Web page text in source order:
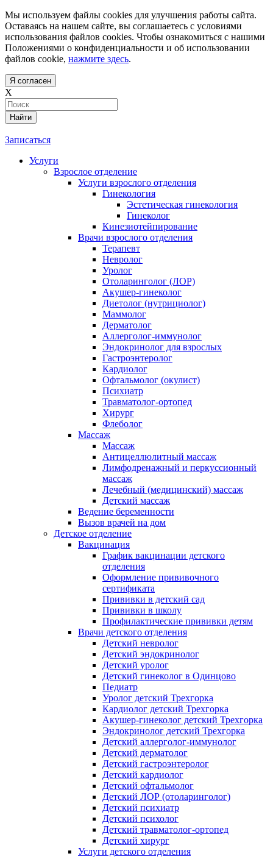
Мы используем файлы cookies для улучшения работы сайта.
Оставаясь на нашем сайте, вы соглашаетесь с условиями
использования файлов cookies. Чтобы ознакомиться с нашими
Положениями о конфиденциальности и об использовании
файлов cookie, нажмите здесь.
Я согласен
X
Найти
Записаться
Услуги
Взрослое отделение
Услуги взрослого отделения
Гинекология
Эстетическая гинекология
Гинеколог
Кинезиотейпирование
Врачи взрослого отделения
Терапевт
Невролог
Уролог
Отоларинголог (ЛОР)
Акушер-гинеколог
Диетолог (нутрициолог)
Маммолог
Дерматолог
Аллерголог-иммунолог
Эндокринолог для взрослых
Гастроэнтеролог
Кардиолог
Офтальмолог (окулист)
Психиатр
Травматолог-ортопед
Хирург
Флеболог
Массаж
Массаж
Антицеллюлитный массаж
Лимфодренажный и перкуссионный
массаж
Лечебный (медицинский) массаж
Детский массаж
Ведение беременности
Вызов врачей на дом
Детское отделение
Вакцинация
График вакцинации детского
отделения
Оформление прививочного
сертификата
Прививки в детский сад
Прививки в школу
Профилактические прививки детям
Врачи детского отделения
Детский невролог
Детский эндокринолог
Детский уролог
Детский гинеколог в Одинцово
Педиатр
Уролог детский Трехгорка
Кардиолог детский Трехгорка
Акушер-гинеколог детский Трехгорка
Эндокринолог детский Трехгорка
Детский аллерголог-иммунолог
Детский дерматолог
Детский гастроэнтеролог
Детский кардиолог
Детский офтальмолог
Детский ЛОР (отоларинголог)
Детский психиатр
Детский психолог
Детский травматолог-ортопед
Детский хирург
Услуги детского отделения